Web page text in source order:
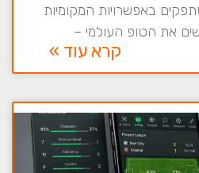
באפשרויות המקומיות
את הטופ העולמי –
קרא עוד »